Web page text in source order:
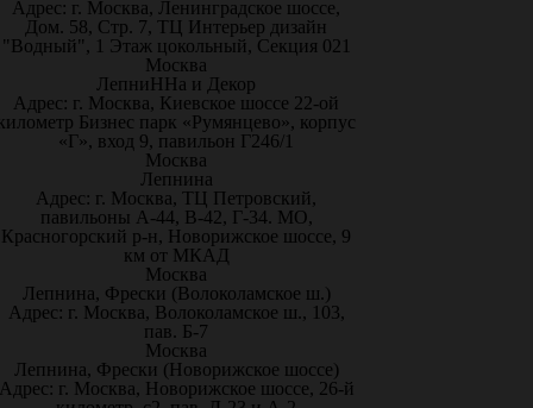
Адрес: г. Москва, Ленинградское шоссе,
Дом. 58, Стр. 7, ТЦ Интерьер дизайн
"Водный", 1 Этаж цокольный, Секция 021
Москва
ЛепниННа и Декор
Адрес: г. Москва, Киевское шоссе 22-ой
Бизнес парк «Румянцево», корпус
«Г», вход 9, павильон Г246/1
Москва
Лепнина
Адрес: г. Москва, ТЦ Петровский,
павильоны А-44, В-42, Г-34. МО,
Красногорский р-н, Новорижское шоссе, 9
км от МКАД
Москва
Лепнина, Фрески (Волоколамское ш.)
Адрес: г. Москва, Волоколамское ш., 103,
пав. Б-7
Москва
Лепнина, Фрески (Новорижское шоссе)
г. Москва, Новорижское шоссе, 26-й